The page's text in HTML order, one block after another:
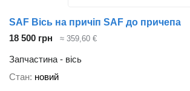
SAF Вісь на причіп SAF до причепа
18 500 грн
≈ 359,60 €
Запчастина - вісь
Стан новий